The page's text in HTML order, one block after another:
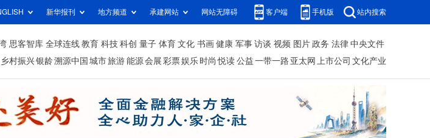
新华报刊 地方频道 承建网站 网站无障碍 客户端 手机版 站内搜索
思客智库 全球连线 教育 科技 科创 量子 体育 文化 书画 健康 军事 访谈 视频 图片 政务 法律 中央文件
乡村振兴银龄溯源中国 城市旅游 能源 会展 彩票娱乐 时尚 悦读 公益 一带一路 亚太网 上市公司 文化产业